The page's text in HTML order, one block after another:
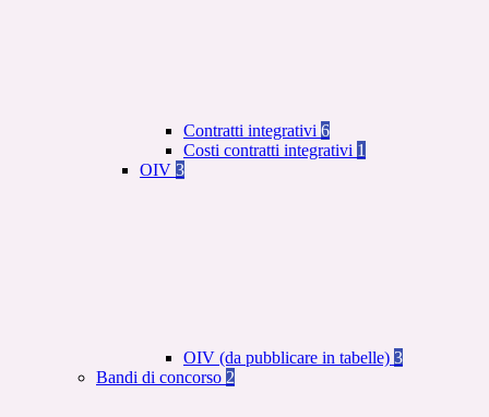
Contratti integrativi 6
Costi contratti integrativi 1
OIV 3
OIV (da pubblicare in tabelle) 3
Bandi di concorso 2